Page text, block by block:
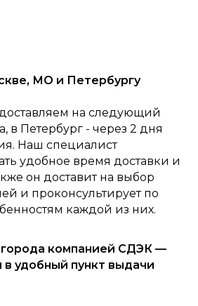
Каталог
0
МО и Петербургу
на следующий
в Петербург - через 2 дня
Наш специалист
удобное время доставки и
он доставит на выбор
и проконсультирует по
каждой из них.
компанией СДЭК —
в удобный пункт выдачи